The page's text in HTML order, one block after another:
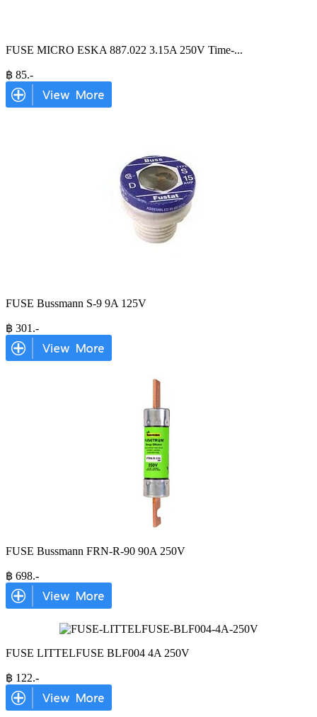
FUSE MICRO ESKA 887.022 3.15A 250V Time-...
฿ 85.-
FUSE Bussmann S-9 9A 125V
฿ 301 .-
FUSE Bussmann FRN-R-90 90A 250V
฿ 698.-
FUSE LITTELFUSE BLF004 4A 250V
฿ 122.-